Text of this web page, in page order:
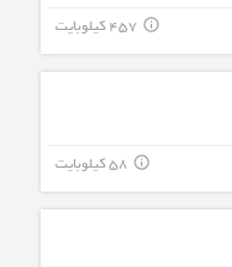
457 کیلوبایت info_outline
58 کیلوبایت info_outline